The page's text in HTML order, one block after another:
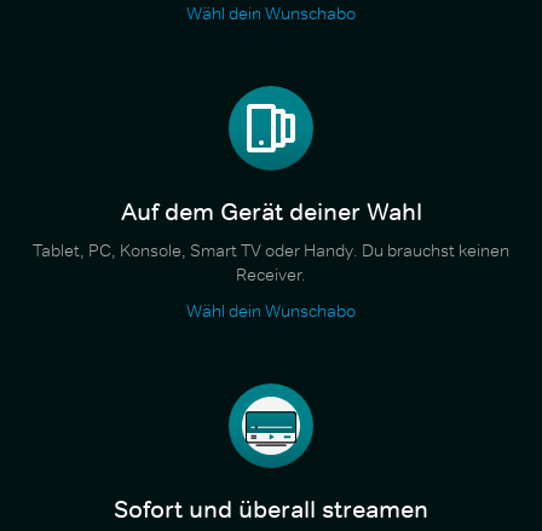
Wähl dein Wunschabo
Auf dem Gerät deiner Wahl
Tablet, PC, Konsole, Smart TV oder Handy. Du brauchst keinen
Receiver.
Wähl dein Wunschabo
Sofort und überall streamen